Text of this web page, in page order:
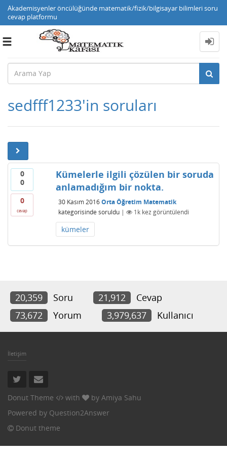
Akademisyenler öncülüğünde matematik/fizik/bilgisayar bilimleri soru
cevap platformu
Toggle
sedfff1233'in soruları
0
0
0
cevap
Kümelerle ilgili çözülen bir soruda
anlamadığım bir nokta.
30 Kasım 2016 Orta Öğretim Matematik
kategorisinde soruldu | 1kkez görüntülendi
kümeler
20,359 Soru 21,912
Cevap
73,672
Yorum 3,979,637 Kullanıcı
İletişim
Donut Theme with by Amiya Sahu
Powered by Question2Answer
Donut theme